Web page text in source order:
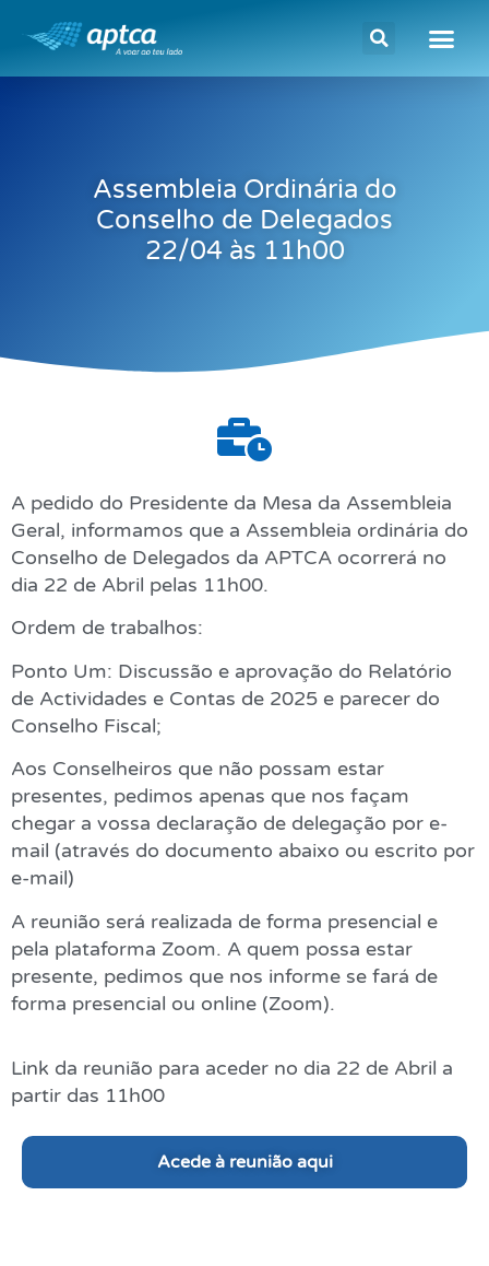
Assembleia Ordinária do
Conselho de Delegados
22/04 às 11h00
A pedido do Presidente da Mesa da Assembleia
Geral, informamos que a Assembleia ordinária do
Conselho de Delegados da APTCA ocorrerá no
dia 22 de Abril pelas 11h00.
Ordem de trabalhos:
Ponto Um: Discussão e aprovação do Relatório
de Actividades e Contas de 2025 e parecer do
Conselho Fiscal;
Aos Conselheiros que não possam estar
presentes, pedimos apenas que nos façam
chegar a vossa declaração de delegação por e-
mail (através do documento abaixo ou escrito por
e-mail)
A reunião será realizada de forma presencial e
pela plataforma Zoom. A quem possa estar
presente, pedimos que nos informe se fará de
forma presencial ou online (Zoom).
Link da reunião para aceder no dia 22 de Abril a
partir das 11h00
Acede à reunião aqui